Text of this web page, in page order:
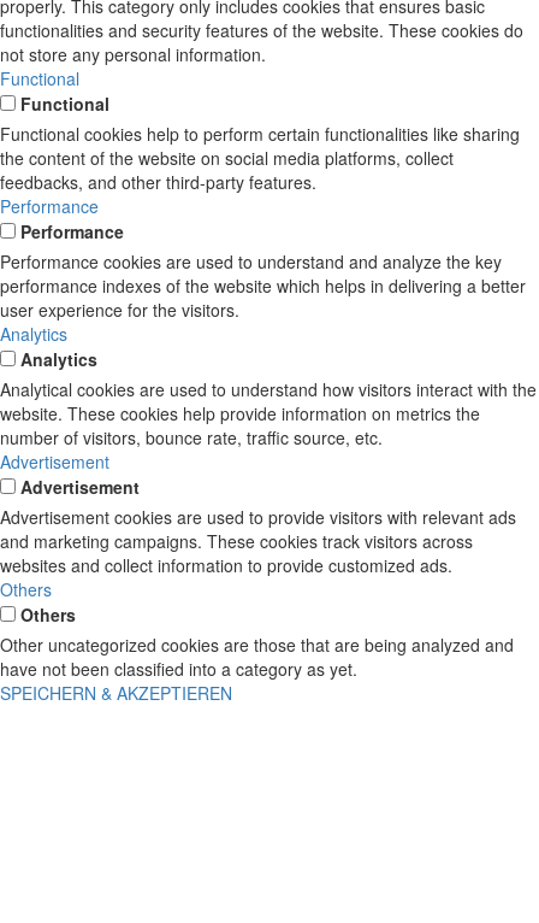
properly. This category only includes cookies that ensures basic
functionalities and security features of the website. These cookies do
not store any personal information.
Functional
Functional
Functional cookies help to perform certain functionalities like sharing
the content of the website on social media platforms, collect
feedbacks, and other third-party features.
Performance
Performance
Performance cookies are used to understand and analyze the key
performance indexes of the website which helps in delivering a better
user experience for the visitors.
Analytics
Analytics
Analytical cookies are used to understand how visitors interact with the
website. These cookies help provide information on metrics the
number of visitors, bounce rate, traffic source, etc.
Advertisement
Advertisement
Advertisement cookies are used to provide visitors with relevant ads
and marketing campaigns. These cookies track visitors across
websites and collect information to provide customized ads.
Others
Others
Other uncategorized cookies are those that are being analyzed and
have not been classified into a category as yet.
SPEICHERN & AKZEPTIEREN